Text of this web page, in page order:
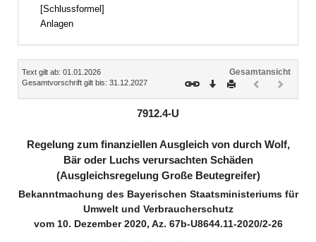
[Schlussformel]
Anlagen
Inhalt
Text gilt ab: 01.01.2026
Gesamtvorschrift gilt bis: 31.12.2027
Gesamtansicht
Download
DruckenVorheriges
7912.4-U
Regelung zum finanziellen Ausgleich von durch Wolf,
Bär oder Luchs verursachten Schäden
(Ausgleichsregelung Große Beutegreifer)
Bekanntmachung des Bayerischen Staatsministeriums für
Umwelt und Verbraucherschutz
vom 10. Dezember 2020, Az. 67b-U8644.11-2020/2-26